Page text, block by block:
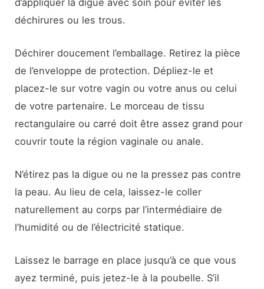
déchirures ou les trous.
Déchirer doucement l’emballage. Retirez la pièce
de l’enveloppe de protection. Dépliez-le et
placez-le sur votre vagin ou votre anus ou celui
de votre partenaire. Le morceau de tissu
rectangulaire ou carré doit être assez grand pour
couvrir toute la région vaginale ou anale.
N’étirez pas la digue ou ne la pressez pas contre
la peau. Au lieu de cela, laissez-le coller
naturellement au corps par l’intermédiaire de
l’humidité ou de l’électricité statique.
Laissez le barrage en place jusqu’à ce que vous
ayez terminé, puis jetez-le à la poubelle. S’il